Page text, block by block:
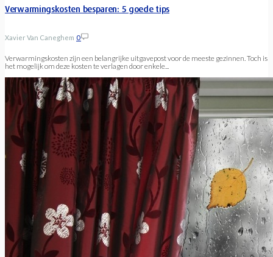
Verwarmingskosten besparen: 5 goede tips
Xavier Van Caneghem 0
Verwarmingskosten zijn een belangrijke uitgavepost voor de meeste gezinnen. Toch is
het mogelijk om deze kosten te verlagen door enkele...